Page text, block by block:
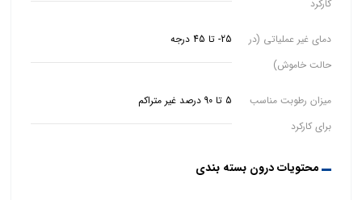
کارکرد
دمای غیر عملیاتی (در
حالت خاموش)
25- تا 45 درجه
میزان رطوبت مناسب
برای کارکرد
5 تا 90 درصد غیر متراکم
محتویات درون بسته بندی